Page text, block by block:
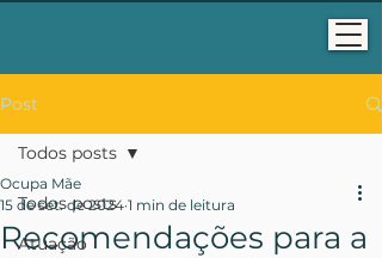
Post
Todos posts
Atuação
Todos posts
Recomendações para a
Ocupa Mãe
15 de set. de 2024 1 min de leitura